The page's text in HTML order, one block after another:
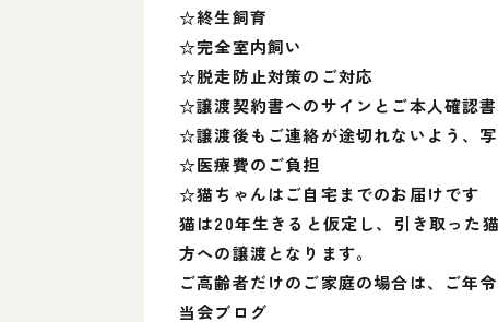
☆終生飼育
☆完全室内飼い
☆脱走防止対策のご対応
☆譲渡契約書へのサインとご本人確認
☆譲渡後もご連絡が途切れないよう、
☆医療費のご負担
☆猫ちゃんはご自宅までのお届けです
猫は20年生きると仮定し、引き取った
方への譲渡となります。
ご高齢者だけのご家庭の場合は、ご年
当会ブログ